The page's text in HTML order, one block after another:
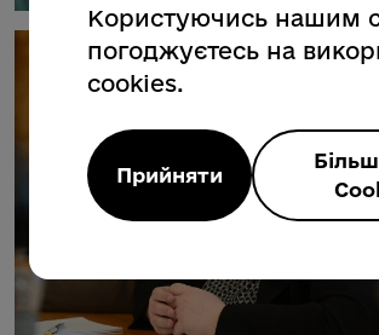
Користуючись нашим
погоджуєтесь на
cookies.
Прийняти